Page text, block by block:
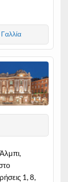
Γαλλία
1, 8,